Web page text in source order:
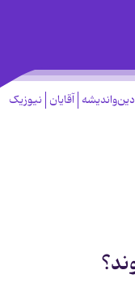
دین‌واندیشه آقایان نیوزیک